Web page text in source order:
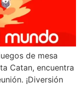
de mesa
Catan, encuentra
¡Diversión